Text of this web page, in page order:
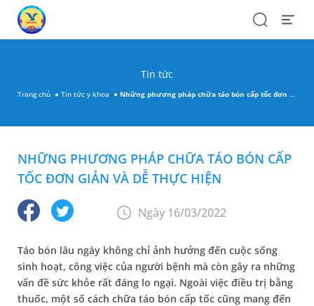
SearchOpen
Tin tức
Trang chủ Tin tức y khoa Những phương pháp chữa táo bón cấp tốc đơn giản và dễ thực hiện
NHỮNG PHƯƠNG PHÁP CHỮA TÁO BÓN CẤP
TỐC ĐƠN GIẢN VÀ DỄ THỰC HIỆN
Ngày 16/03/2022
Táo bón lâu ngày không chỉ ảnh hưởng đến cuộc sống
sinh hoạt, công việc của người bệnh mà còn gây ra những
vấn đề sức khỏe rất đáng lo ngại. Ngoài việc điều trị bằng
thuốc, một số cách chữa táo bón cấp tốc cũng mang đến